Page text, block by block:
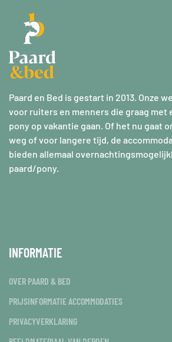
Paard en Bed is gestart in 2013. Onze
voor ruiters en menners die graag met
pony op vakantie gaan. Of het nu gaat
weg of voor langere tijd, de
bieden allemaal
paard/pony.
INFORMATIE
OVER PAARD & BED
PRIJSINFORMATIE ACCOMMODATIES
PRIVACYVERKLARING